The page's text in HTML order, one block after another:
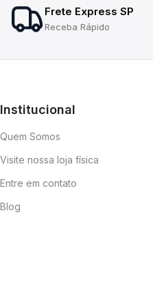
Frete Express SP
Receba Rápido
Institucional
Quem Somos
Visite nossa loja física
Entre em contato
Blog